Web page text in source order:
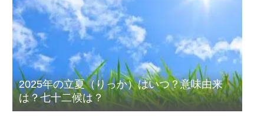
2025年の立夏（りっか）はいつ？意味由来
は？七十二候は？